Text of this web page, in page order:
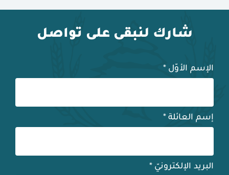
شارك لنبقى على تواصل
الإسم الأوّل *
إسم العائلة *
البريد الإلكترونيّ *